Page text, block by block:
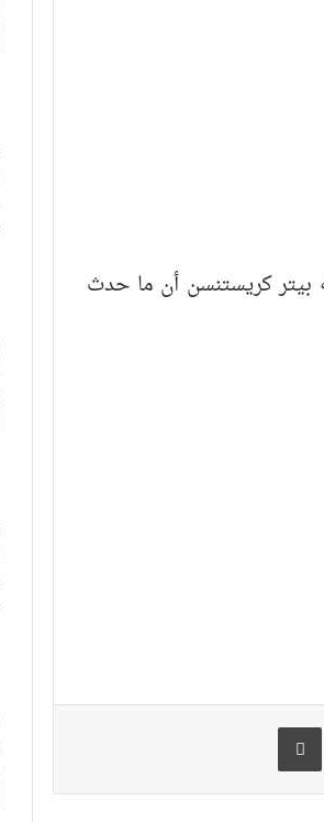
بيتر كريستنسن أن ما حدث
عبر البريد طباعة
أهداف مباراة إنتر ميلان